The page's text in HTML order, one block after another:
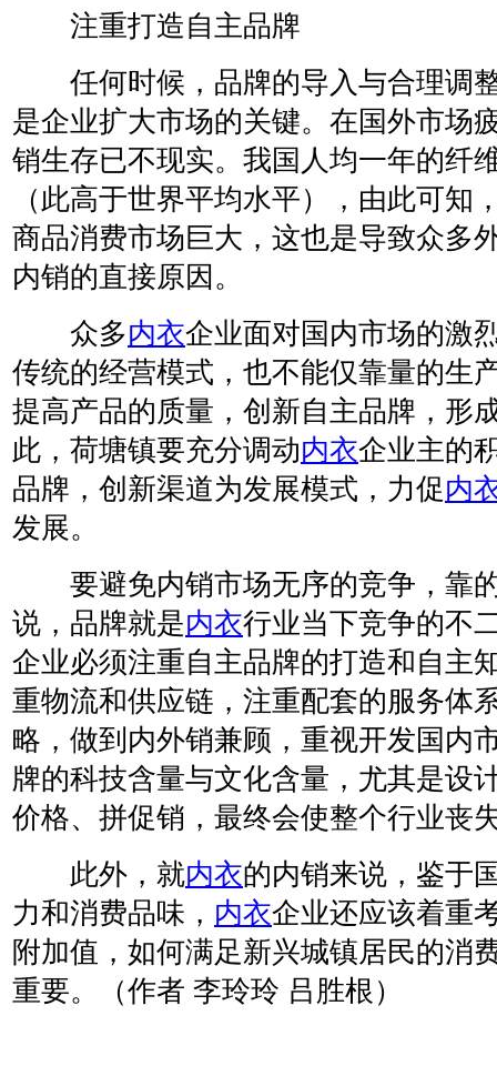
注重打造自主品牌
任何时候，品牌的导入与合理调
是企业扩大市场的关键。在国外市场
销生存已不现实。我国人均一年的纤
（此高于世界平均水平），由此可知
商品消费市场巨大，这也是导致众多
内销的直接原因。
众多内衣企业面对国内市场的激
传统的经营模式，也不能仅靠量的生
提高产品的质量，创新自主品牌，形
此，荷塘镇要充分调动内衣企业主的
品牌，创新渠道为发展模式，力促内
发展。
要避免内销市场无序的竞争，靠
说，品牌就是内衣行业当下竞争的不
企业必须注重自主品牌的打造和自主
重物流和供应链，注重配套的服务体
略，做到内外销兼顾，重视开发国内
牌的科技含量与文化含量，尤其是设
价格、拼促销，最终会使整个行业丧
此外，就内衣的内销来说，鉴于
力和消费品味， 内衣企业还应该着重
附加值，如何满足新兴城镇居民的消
重要。（作者 李玲玲 吕胜根）